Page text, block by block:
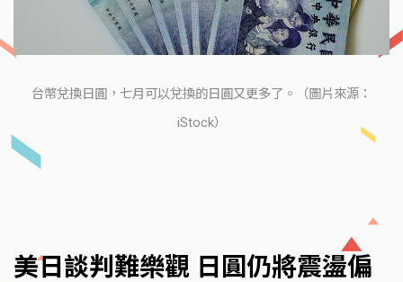
台幣兌換日圓，七月可以兌換的日圓又更多了。（圖片來源：
iStock）
美日談判難樂觀 日圓仍將震盪偏